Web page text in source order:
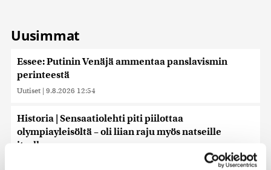
Uusimmat
Essee: Putinin Venäjä ammentaa panslavismin
perinteestä
Uutiset | 9.8.2026 12:54
Historia | Sensaatiolehti piti piilottaa
olympiayleisöltä – oli liian raju myös natseille
itselleen